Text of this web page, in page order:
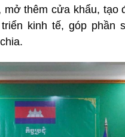
thêm cửa khẩu, tạo
kinh tế, góp phần